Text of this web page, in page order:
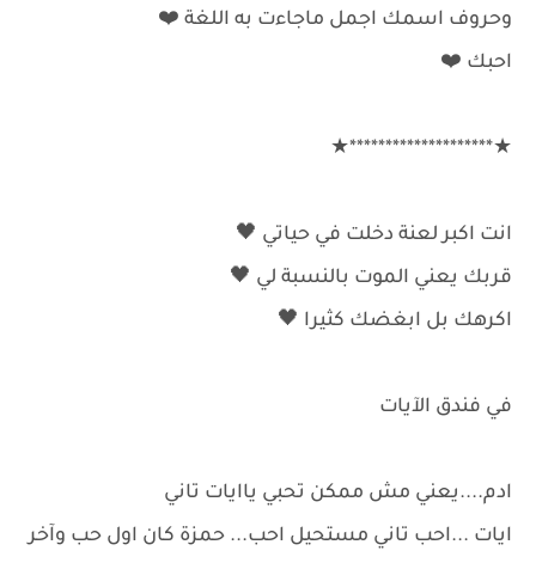
وحروف اسمك اجمل ماجاءت به اللغة ⁦❤️⁩
احبك ⁦❤️⁩
★********************★
انت اكبر لعنة دخلت في حياتي ⁦🖤
قربك يعني الموت بالنسبة لي 🖤
اكرهك بل ابغضك كثيرا 🖤
في فندق الآيات
ادم....يعني مش ممكن تحبي ياايات تاني
ايات ...احب تاني مستحيل احب... حمزة كان اول حب وآخر